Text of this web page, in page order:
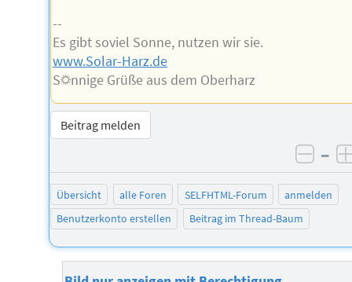
--
Es gibt soviel Sonne, nutzen wir sie.
www.Solar-Harz.de
S☼nnige Grüße aus dem Oberharz
Beitrag melden
–
Übersicht alle Foren SELFHTML-Forum
anmelden
Benutzerkonto erstellen
Beitrag im Thread-Baum